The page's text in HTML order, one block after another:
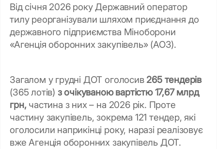
Від січня 2026 року Державний оператор
тилу реорганізували шляхом приєднання до
державного підприємства Міноборони
«Агенція оборонних закупівель» (АОЗ).
Загалом у грудні ДОТ оголосив 265 тендерів
(365 лотів) з очікуваною вартістю 17,67 млрд
грн, частина з них – на 2026 рік. Проте
частину закупівель, зокрема 121 тендер, які
оголосили наприкінці року, наразі реалізовує
вже Агенція оборонних закупівель ДОТ.